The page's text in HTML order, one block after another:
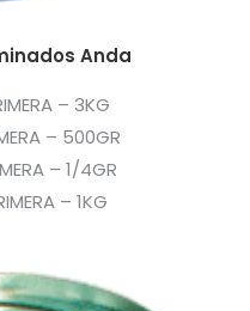
Anda
– 3KG
– 500GR
– 1/4GR
– 1KG